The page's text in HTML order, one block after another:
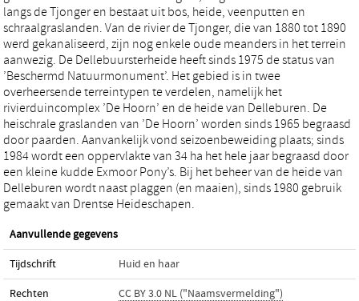
langs de Tjonger en bestaat uit bos, heide, veenputten en
schraalgraslanden. Van de rivier de Tjonger, die van 1880 tot 1890
werd gekanaliseerd, zijn nog enkele oude meanders in het terrein
aanwezig. De Dellebuursterheide heeft sinds 1975 de status van
’Beschermd Natuurmonument’. Het gebied is in twee
overheersende terreintypen te verdelen, namelijk het
rivierduincomplex ’De Hoorn’ en de heide van Delleburen. De
heischrale graslanden van ’De Hoorn’ worden sinds 1965 begraasd
door paarden. Aanvankelijk vond seizoenbeweiding plaats; sinds
1984 wordt een oppervlakte van 34 ha het hele jaar begraasd door
een kleine kudde Exmoor Pony’s. Bij het beheer van de heide van
Delleburen wordt naast plaggen (en maaien), sinds 1980 gebruik
gemaakt van Drentse Heideschapen.
Aanvullende gegevens
Tijdschrift Huid en haar
Rechten CC BY 3.0 NL ("Naamsvermelding")